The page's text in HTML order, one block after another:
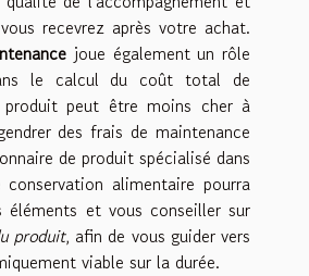
recevrez après votre achat.
joue également un rôle
le calcul du coût total de
produit peut être moins cher à
des frais de maintenance
de produit spécialisé dans
alimentaire pourra
éléments et vous conseiller sur
produit, afin de vous guider vers
viable sur la durée.